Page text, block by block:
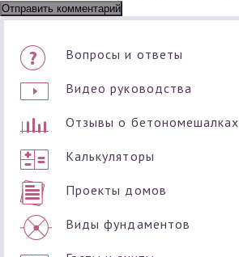
Вопросы и ответы
Видео руководства
Отзывы о бетономешалках
Калькуляторы
Проекты домов
Виды фундаментов